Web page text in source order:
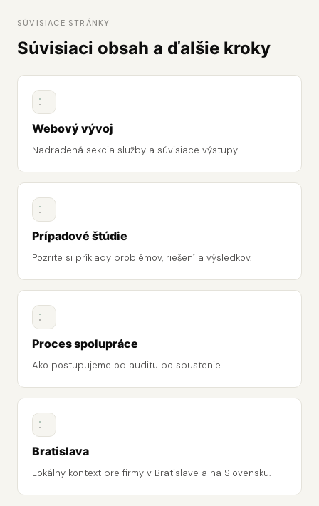
SÚVISIACE STRÁNKY
Súvisiaci obsah a ďalšie kroky
Webový vývoj
Nadradená sekcia služby a súvisiace výstupy.
Prípadové štúdie
Pozrite si príklady problémov, riešení a výsledkov.
Proces spolupráce
Ako postupujeme od auditu po spustenie.
Bratislava
Lokálny kontext pre firmy v Bratislave a na Slovensku.